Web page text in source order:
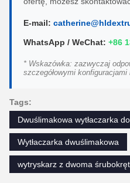
E-mail:
WhatsApp / WeChat: +86
* Wskazówka: zazwyczaj
szczegółowymi
Tags:
Dwuślimakowa wytłaczarka
Wytłaczarka dwuślimakowa
wytryskarz z dwoma